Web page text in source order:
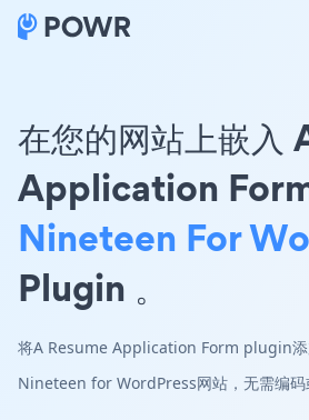
在您的网站上嵌入
Application
Nineteen For
Plugin 。
将A Resume Application Form plugin
Nineteen for WordPress网站，无需编码